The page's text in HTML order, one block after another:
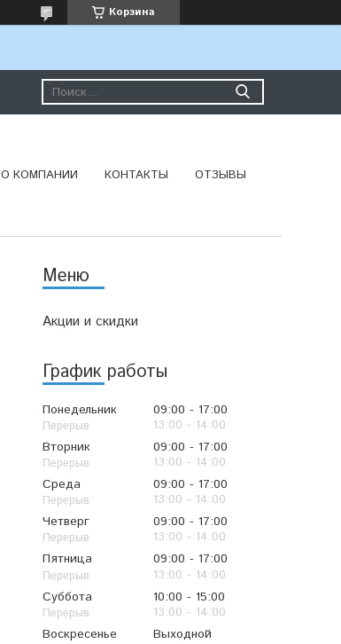
Корзина
О КОМПАНИИ КОНТАКТЫ ОТЗЫВЫ
Акции и скидки
График работы
Понедельник 09:00
17:00
13:00
14:00
Вторник
09:00
17:00
13:00
14:00
Среда
09:00
17:00
13:00
14:00
Четверг
09:00
17:00
13:00
14:00
Пятница
09:00
17:00
13:00
14:00
Суббота
10:00
15:00
13:00
14:00
Воскресенье
Выходной